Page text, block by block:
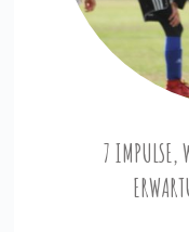
7 IMPULSE,